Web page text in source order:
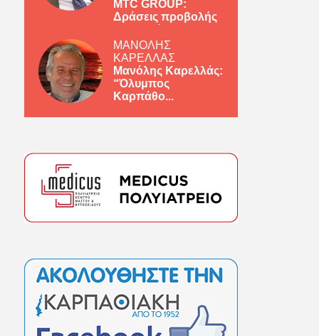
MTC GROUP:
Δράσεις προβολής
ΜΑΝΟΛΗΣ
ΚΑΡΕΛΛΑΣ
Μανόλης Καρελλάς:
“Όλυμπος
Καρπάθο...